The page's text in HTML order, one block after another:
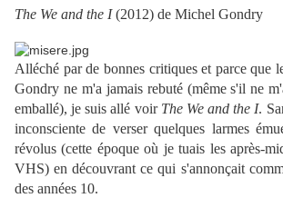
The We and the I(2012) de Michel Gondry
Alléché par de bonnes critiques et parce que
Gondry ne m'a jamais rebuté (même s'il ne
emballé), je suis allé voir The We and the I.
inconsciente de verser quelques larmes
révolus (cette époque où je tuais les après-
VHS) en découvrant ce qui s'annonçait
des années 10.